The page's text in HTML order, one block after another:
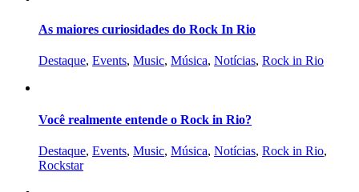
As maiores curiosidades do Rock In Rio
Destaque, Events, Music, Música, Notícias, Rock in Rio
Você realmente entende o Rock in Rio?
Destaque, Events, Music, Música, Notícias, Rock in Rio,
Rockstar